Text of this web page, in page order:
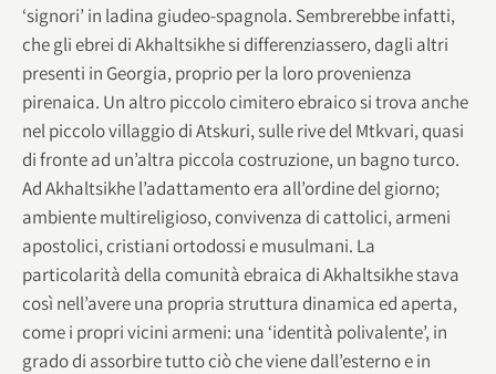
‘signori’ in ladina giudeo-spagnola. Sembrerebbe infatti,
che gli ebrei di Akhaltsikhe si differenziassero, dagli altri
presenti in Georgia, proprio per la loro provenienza
pirenaica. Un altro piccolo cimitero ebraico si trova anche
nel piccolo villaggio di Atskuri, sulle rive del Mtkvari, quasi
di fronte ad un’altra piccola costruzione, un bagno turco.
Ad Akhaltsikhe l’adattamento era all’ordine del giorno;
ambiente multireligioso, convivenza di cattolici, armeni
apostolici, cristiani ortodossi e musulmani. La
particolarità della comunità ebraica di Akhaltsikhe stava
così nell’avere una propria struttura dinamica ed aperta,
come i propri vicini armeni: una ‘identità polivalente’, in
grado di assorbire tutto ciò che viene dall’esterno e in